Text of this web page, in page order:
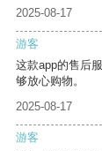
2025-08-17
游客
这款app的售后
够放心购物。
2025-08-17
游客